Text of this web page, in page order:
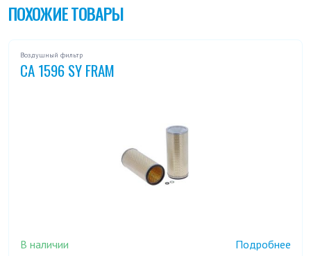
ПОХОЖИЕ ТОВАРЫ
Воздушный фильтр
CA 1596 SY FRAM
В наличии Подробнее